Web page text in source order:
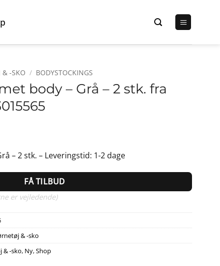
& -SKO / BODYSTOCKINGS
body – Grå – 2 stk. fra
65,00 kr..
– 2 stk. – Leveringstid: 1-2 dage
FÅ TILBUD
er vejledende)
& -sko
& -sko, Ny,Shop